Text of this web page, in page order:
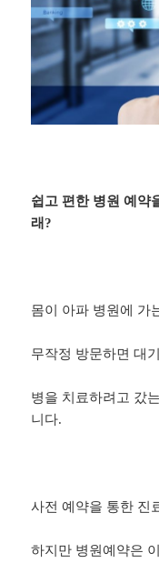
쉽고 편한 병원 예약
래?
몸이 아파 병원에 가
무작정 방문하면 대
병을 치료하려고 갔
니다.
사전 예약을 통한 진
하지만 병원예약은